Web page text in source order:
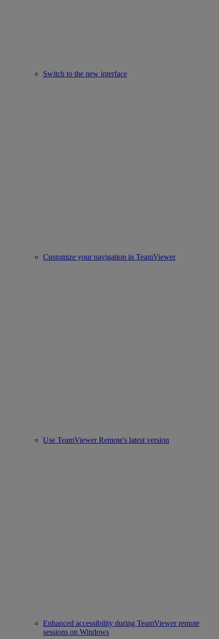
Switch to the new interface
Customize your navigation in TeamViewer
Use TeamViewer Remote's latest version
Enhanced accessibility during TeamViewer remote
sessions on Windows